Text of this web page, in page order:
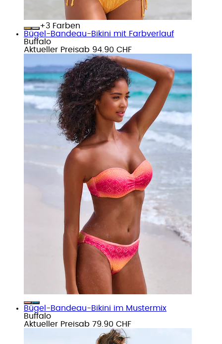
+
Farben
Bügel-Bandeau-Bikini mit Farbverlauf
Buffalo
Aktueller Preisab 94.90 CHF
Bügel-Bandeau-Bikini im Mustermix
Buffalo
Aktueller Preisab 79.90 CHF